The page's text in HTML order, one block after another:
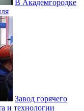
В Академгородке
Завод горячего
и технологии